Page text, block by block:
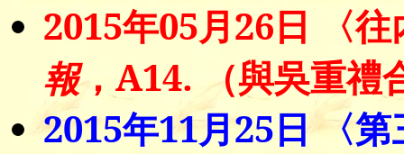
2015年05月26日 〈
報，A14. （與吳重禮
2015年11月25日 〈